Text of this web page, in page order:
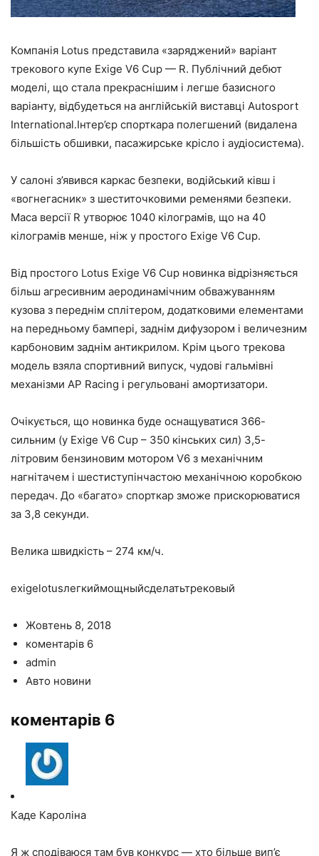
Компанія Lotus представила «заряджений» варіант
трекового купе Exige V6 Cup — R. Публічний дебют
моделі, що стала прекраснішим і легше базисного
варіанту, відбудеться на англійській виставці Autosport
International.Інтер’єр спорткара полегшений (видалена
більшість обшивки, пасажирське крісло і аудіосистема).
У салоні з’явився каркас безпеки, водійський ківш і
«вогнегасник» з шеститочковими ременями безпеки.
Маса версії R утворює 1040 кілограмів, що на 40
кілограмів менше, ніж у простого Exige V6 Cup.
Від простого Lotus Exige V6 Cup новинка відрізняється
більш агресивним аеродинамічним обважуванням
кузова з переднім сплітером, додатковими елементами
на передньому бампері, заднім дифузором і величезним
карбоновим заднім антикрилом. Крім цього трекова
модель взяла спортивний випуск, чудові гальмівні
механізми AP Racing і регульовані амортизатори.
Очікується, що новинка буде оснащуватися 366-
сильним (у Exige V6 Cup – 350 кінських сил) 3,5-
літровим бензиновим мотором V6 з механічним
нагнітачем і шестиступінчастою механічною коробкою
передач. До «багато» спорткар зможе прискорюватися
за 3,8 секунди.
Велика швидкість – 274 км/ч.
exigelotusлегкиймощныйсделатьтрековый
Жовтень 8, 2018
коментарів 6
admin
Авто новини
коментарів 6
Каде Кароліна
Я ж сподіваюся там був конкурс — хто більше вип’є